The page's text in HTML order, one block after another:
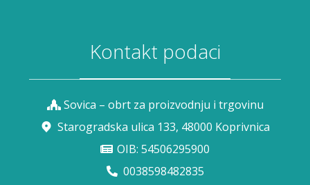
Kontakt podaci
Sovica – obrt za proizvodnju i trgovinu
Starogradska ulica 133, 48000 Koprivnica
OIB: 54506295900
0038598482835